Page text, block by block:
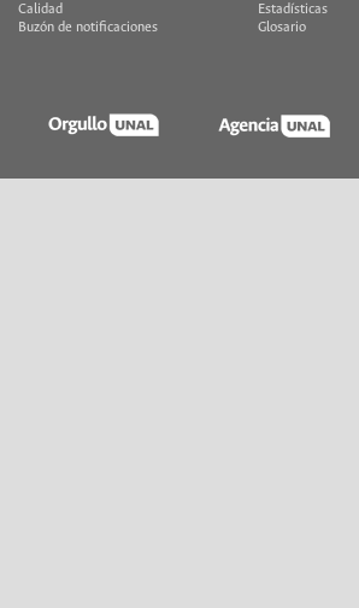
Calidad
Buzón de notificaciones
Estadísticas
Glosario